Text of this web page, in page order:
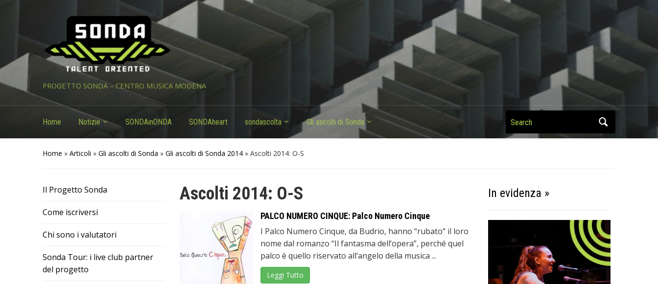
PROGETTO SONDA – CENTRO MUSICA MODENA
Home Notizie SONDAinONDA SONDAheart sondascolta Gli ascolti di Sonda Search
Home » Articoli » Gli ascolti di Sonda » Gli ascolti di Sonda 2014 » Ascolti 2014: O-S
Il Progetto Sonda
Come iscriversi
Chi sono i valutatori
Sonda Tour: i live club partner
del progetto
Ascolti 2014: O-S
PALCO NUMERO CINQUE: Palco Numero Cinque
I Palco Numero Cinque, da Budrio, hanno “rubato” il loro
nome dal romanzo “Il fantasma dell’opera”, perché quel
palco è quello riservato all’angelo della musica ...
Leggi Tutto
In evidenza »